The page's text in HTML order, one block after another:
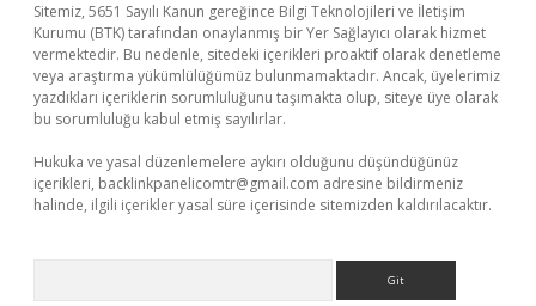
Sitemiz, 5651 Sayılı Kanun gereğince Bilgi Teknolojileri ve İletişim
Kurumu (BTK) tarafından onaylanmış bir Yer Sağlayıcı olarak hizmet
vermektedir. Bu nedenle, sitedeki içerikleri proaktif olarak denetleme
veya araştırma yükümlülüğümüz bulunmamaktadır. Ancak, üyelerimiz
yazdıkları içeriklerin sorumluluğunu taşımakta olup, siteye üye olarak
bu sorumluluğu kabul etmiş sayılırlar.
Hukuka ve yasal düzenlemelere aykırı olduğunu düşündüğünüz
içerikleri, backlinkpanelicomtr@gmail.com adresine bildirmeniz
halinde, ilgili içerikler yasal süre içerisinde sitemizden kaldırılacaktır.